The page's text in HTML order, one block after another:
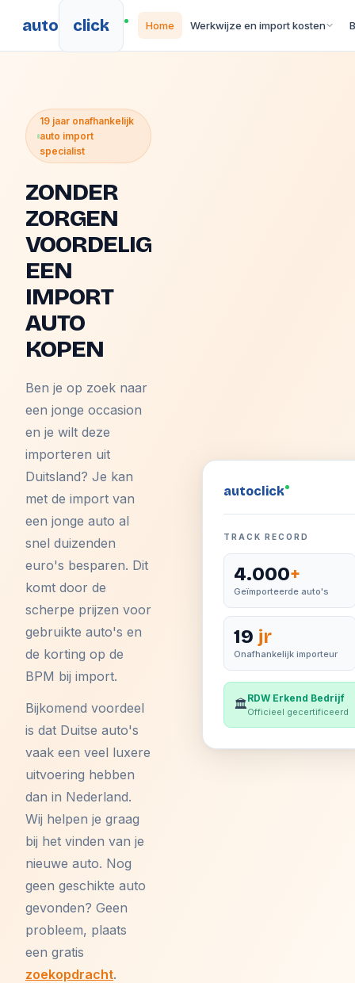
auto click Home Werkwijze en import kosten
19 jaar onafhankelijk
auto import
specialist
ZONDER
ZORGEN
VOORDELIG
EEN
IMPORT
AUTO
KOPEN
Ben je op zoek naar
een jonge occasion
en je wilt deze
importeren uit
Duitsland? Je kan
met de import van
een jonge auto al
snel duizenden
euro's besparen. Dit
komt door de
scherpe prijzen voor
gebruikte auto's en
de korting op de
BPM bij import.
Bijkomend voordeel
is dat Duitse auto's
vaak een veel luxere
uitvoering hebben
dan in Nederland.
Wij helpen je graag
bij het vinden van je
nieuwe auto. Nog
geen geschikte auto
gevonden? Geen
probleem, plaats
een gratis
zoekopdracht.
autoclick
TRACK RECORD
4.000+
Geïmporteerde auto's
19 jr
Onafhankelijk importeur
🏛️RDW Erkend Bedrijf
Officieel gecertificeerd